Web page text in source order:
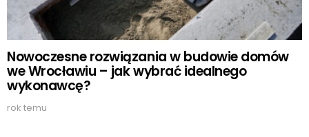
Nowoczesne rozwiązania w budowie domów
we Wrocławiu – jak wybrać idealnego
wykonawcę?
rok temu